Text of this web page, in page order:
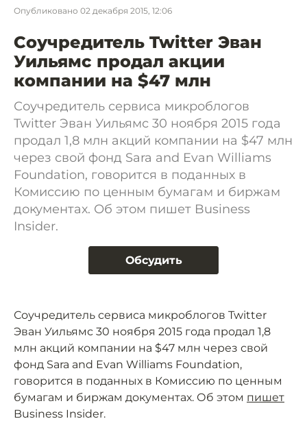
Опубликовано 02 декабря 2015, 12:06
Соучредитель Twitter Эван
Уильямс продал акции
компании на $47 млн
Соучредитель сервиса микроблогов
Twitter Эван Уильямс 30 ноября 2015 года
продал 1,8 млн акций компании на $47 млн
через свой фонд Sara and Evan Williams
Foundation, говорится в поданных в
Комиссию по ценным бумагам и биржам
документах. Об этом пишет Business
Insider.
Обсудить
Соучредитель сервиса микроблогов Twitter
Эван Уильямс 30 ноября 2015 года продал 1,8
млн акций компании на $47 млн через свой
фонд Sara and Evan Williams Foundation,
говорится в поданных в Комиссию по ценным
бумагам и биржам документах. Об этом пишет
Business Insider.